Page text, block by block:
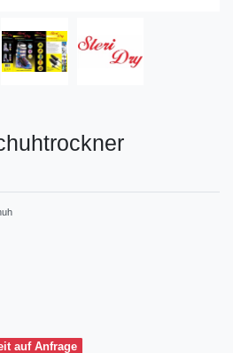
auf Anfrage